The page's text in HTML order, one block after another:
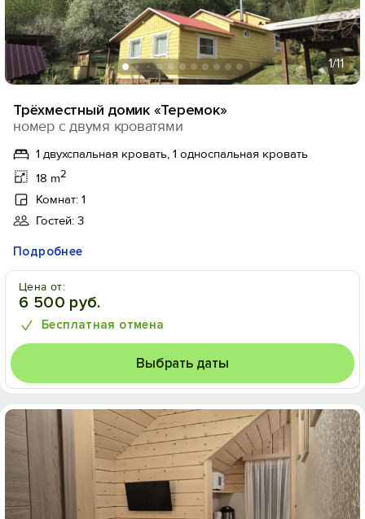
1/11
Трёхместный домик «Теремок»
номер с двумя кроватями
1 двухспальная кровать, 1 односпальная кровать
18 m2
Комнат: 1
Гостей: 3
Подробнее
Цена от:
6 500 руб.
Бесплатная отмена
Выбрать даты